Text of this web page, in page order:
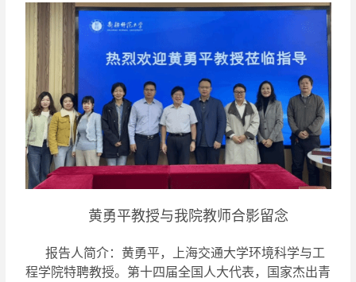
黄勇平教授与我院教师合影留念
报告人简介： 黄勇平，上海交通大学环境科学与工
程学院特聘教授。第十四届全国人大代表，国家杰出青